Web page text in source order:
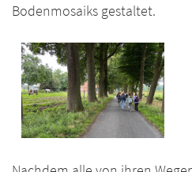
Bodenmosaiks gestaltet.